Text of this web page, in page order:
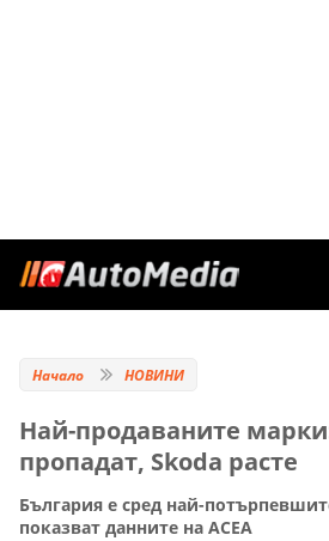
Начало НОВИНИ
Най-продаваните
пропадат, Skoda расте
България е сред най-
показват данните на АСЕА